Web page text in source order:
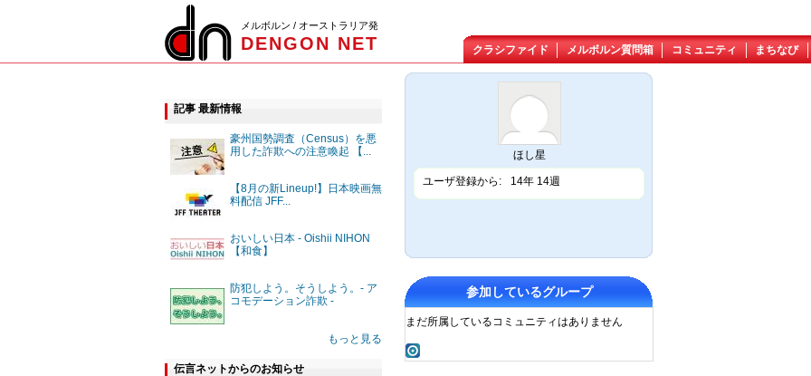
メルボルン / オーストラリア発
DENGON NET クラシファイド メルボルン質問箱 コミュニティ まちなび
記事 最新情報
豪州国勢調査（Census）を悪
用した詐欺への注意喚起 【...
【8月の新Lineup!】日本映画無
料配信 JFF...
おいしい日本 - Oishii NIHON
【和食】
防犯しよう。そうしよう。- ア
コモデーション詐欺 -
もっと見る
伝言ネットからのお知らせ
ほし星
ユーザ登録から: 14年 14週
参加しているグループ
まだ所属しているコミュニティはありません